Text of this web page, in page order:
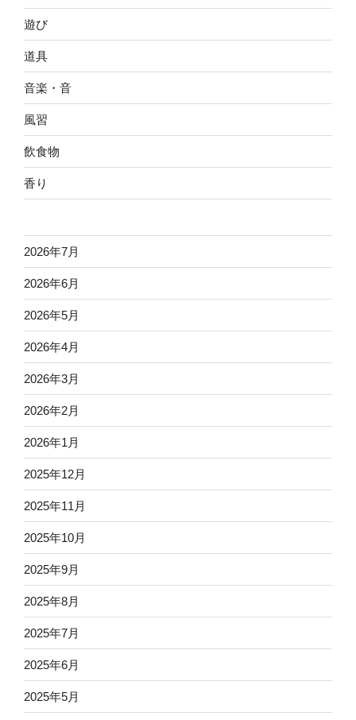
遊び
道具
音楽・音
風習
飲食物
香り
2026年7月
2026年6月
2026年5月
2026年4月
2026年3月
2026年2月
2026年1月
2025年12月
2025年11月
2025年10月
2025年9月
2025年8月
2025年7月
2025年6月
2025年5月